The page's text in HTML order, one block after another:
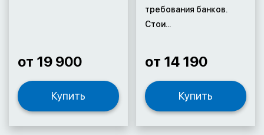
от 19 900
Купить
требования банков.
Стои...
от 14 190
Купить